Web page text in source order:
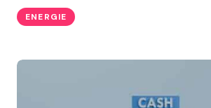
ENERGIE